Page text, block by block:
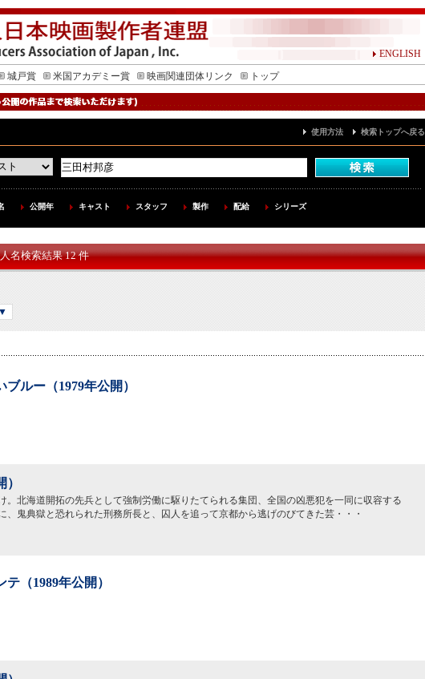
ENGLISH
城戸賞 米国アカデミー賞 映画関連団体リンク トップ
使用方法 検索トップへ戻る
公開年 キャスト スタッフ 製作 配給 シリーズ
名検索結果 12 件
ルー（1979年公開）
。北海道開拓の先兵として強制労働に駆りたてられる集団、全国の凶悪犯を一同に収容する
、鬼典獄と恐れられた刑務所長と、囚人を追って京都から逃げのびてきた芸・・・
（1989年公開）